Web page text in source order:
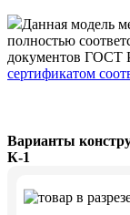
Данная модель
полностью
документов ГОСТ
сертификатом
Варианты
К-1